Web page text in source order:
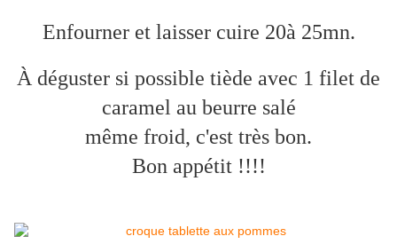
Enfourner et laisser cuire 20à 25mn.
À déguster si possible tiède avec 1 filet de
caramel au beurre salé
même froid, c'est très bon.
Bon appétit !!!!